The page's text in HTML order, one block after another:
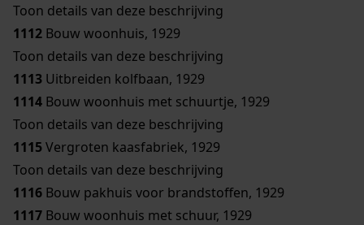
Toon details van deze beschrijving
1112 Bouw woonhuis, 1929
Toon details van deze beschrijving
1113 Uitbreiden kolfbaan, 1929
1114 Bouw woonhuis met schuurtje, 1929
Toon details van deze beschrijving
1115Vergroten kaasfabriek, 1929
Toon details van deze beschrijving
1116 Bouw pakhuis voor brandstoffen, 1929
1117 Bouw woonhuis met schuur, 1929